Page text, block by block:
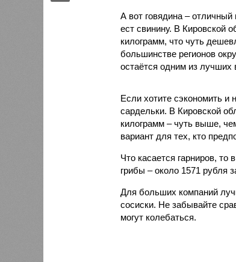
А вот говядина –
ест свинину. В Кировской
килограмм, что чуть
большинстве регионов
остаётся одним из
Если хотите сэкономить и
сардельки. В Кировской
килограмм – чуть выше,
вариант для тех, кто
Что касается гарниров,
грибы – около 1571 рубля
Для больших компаний
сосиски. Не забывайте
могут колебаться.